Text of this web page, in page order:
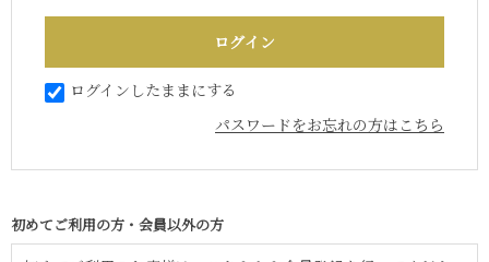
ログインしたままにする
パスワードをお忘れの方はこちら
初めてご利用の方・会員以外の方